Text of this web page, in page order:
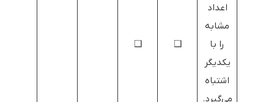
اعداد
مشابه
را با
یکدیگر
اشتباه
می‌گیرد.
❑
❑